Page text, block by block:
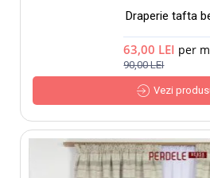
Draperie tafta
63,00 LEI per
90,00 LEI
Vezi